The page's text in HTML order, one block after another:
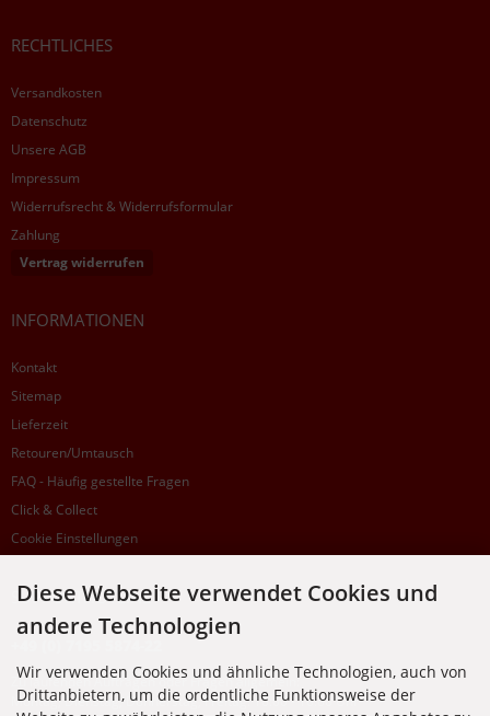
RECHTLICHES
Versandkosten
Datenschutz
Unsere AGB
Impressum
Widerrufsrecht & Widerrufsformular
Zahlung
Vertrag widerrufen
INFORMATIONEN
Kontakt
Sitemap
Lieferzeit
Retouren/Umtausch
FAQ - Häufig gestellte Fragen
Click & Collect
Cookie Einstellungen
SUPPORTHOTLINE
Zu laufenden Aufträgen oder Fragen allgemein:
Montag, Dienstag, Donnerstag, Freitag: 10:00 - 16:00 Uhr
Diese Webseite verwendet Cookies und
andere Technologien
Wir verwenden Cookies und ähnliche Technologien, auch von
Drittanbietern, um die ordentliche Funktionsweise der